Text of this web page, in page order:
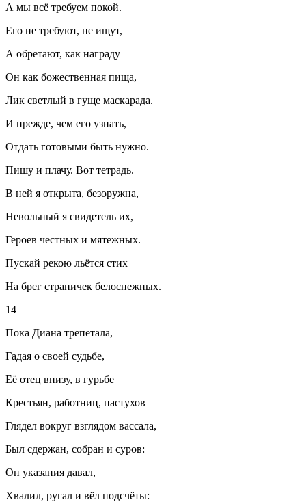
А мы всё требуем покой.
Его не требуют, не ищут,
А обретают, как награду —
Он как божественная пища,
Лик светлый в гуще маскарада.
И прежде, чем его узнать,
Отдать готовыми быть нужно.
Пишу и плачу. Вот тетрадь.
В ней я открыта, безоружна,
Невольный я свидетель их,
Героев честных и мятежных.
Пускай рекою льётся стих
На брег страничек белоснежных.
14
Пока Диана трепетала,
Гадая о своей судьбе,
Её отец внизу, в гурьбе
Крестьян, работниц, пастухов
Глядел вокруг взглядом вассала,
Был сдержан, собран и суров:
Он указания давал,
Хвалил, ругал и вёл подсчёты: